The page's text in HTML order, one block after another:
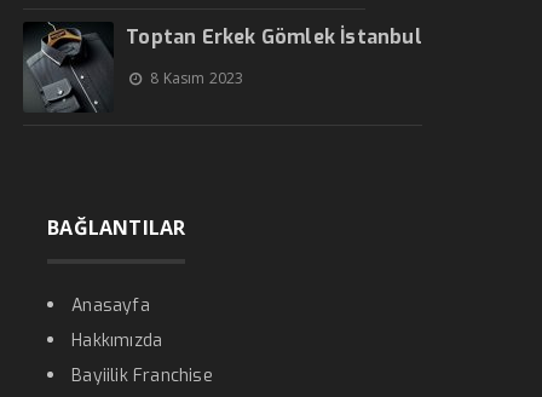
Toptan Erkek Gömlek İstanbul
8 Kasım 2023
BAĞLANTILAR
Anasayfa
Hakkımızda
Bayiilik Franchise